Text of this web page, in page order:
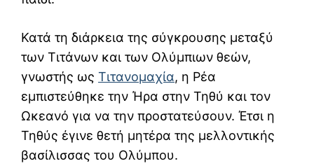
Κατά τη διάρκεια της σύγκρουσης μεταξύ
των Τιτάνων και των Ολύμπιων θεών,
γνωστής ως Τιτανομαχία, η Ρέα
εμπιστεύθηκε την Ήρα στην Τηθύ και τον
Ωκεανό για να την προστατεύσουν. Έτσι η
Τηθύς έγινε θετή μητέρα της μελλοντικής
βασίλισσας του Ολύμπου.